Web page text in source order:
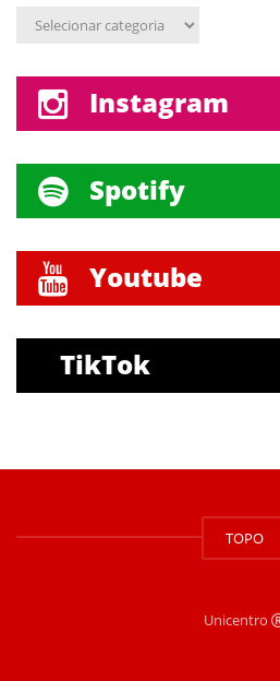
Assunto
Instagram
Spotify
Youtube
TikTok
TOPO
Unicentro